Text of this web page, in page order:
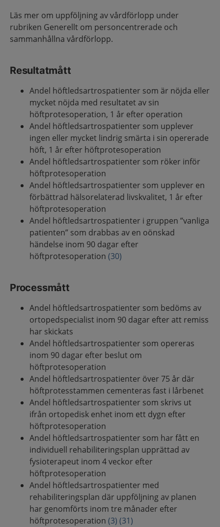
Läs mer om uppföljning av vårdförlopp under
rubriken Generellt om personcentrerade och
sammanhållna vårdförlopp.
Resultatmått
Andel höftledsartrospatienter som är nöjda eller
mycket nöjda med resultatet av sin
höftprotesoperation, 1 år efter operation
Andel höftledsartrospatienter som upplever
ingen eller mycket lindrig smärta i sin opererade
höft, 1 år efter höftprotesoperation
Andel höftledsartrospatienter som röker inför
höftprotesoperation
Andel höftledsartrospatienter som upplever en
förbättrad hälsorelaterad livskvalitet, 1 år efter
höftprotesoperation
Andel höftledsartrospatienter i gruppen ”vanliga
patienten” som drabbas av en oönskad
händelse inom 90 dagar efter
höftprotesoperation (30)
Processmått
Andel höftledsartrospatienter som bedöms av
ortopedspecialist inom 90 dagar efter att remiss
har skickats
Andel höftledsartrospatienter som opereras
inom 90 dagar efter beslut om
höftprotesoperation
Andel höftledsartrospatienter över 75 år där
höftprotesstammen cementeras fast i lårbenet
Andel höftledsartrospatienter som skrivs ut
ifrån ortopedisk enhet inom ett dygn efter
höftprotesoperation
Andel höftledsartrospatienter som har fått en
individuell rehabiliteringsplan upprättad av
fysioterapeut inom 4 veckor efter
höftprotesoperation
Andel höftledsartrospatienter med
rehabiliteringsplan där uppföljning av planen
har genomförts inom tre månader efter
höftprotesoperation (3) (31)